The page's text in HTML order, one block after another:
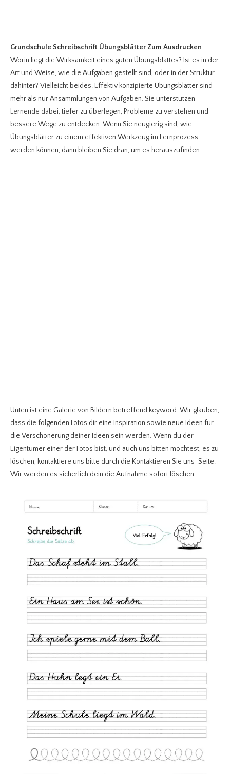
Grundschule Schreibschrift Übungsblätter Zum Ausdrucken .
Worin liegt die Wirksamkeit eines guten Übungsblattes? Ist es in der
Art und Weise, wie die Aufgaben gestellt sind, oder in der Struktur
dahinter? Vielleicht beides. Effektiv konzipierte Übungsblätter sind
mehr als nur Ansammlungen von Aufgaben. Sie unterstützen
Lernende dabei, tiefer zu überlegen, Probleme zu verstehen und
bessere Wege zu entdecken. Wenn Sie neugierig sind, wie
Übungsblätter zu einem effektiven Werkzeug im Lernprozess
werden können, dann bleiben Sie dran, um es herauszufinden.
Unten ist eine Galerie von Bildern betreffend keyword. Wir glauben,
dass die folgenden Fotos dir eine Inspiration sowie neue Ideen für
die Verschönerung deiner Ideen sein werden. Wenn du der
Eigentümer einer der Fotos bist, und auch uns bitten möchtest, es zu
löschen, kontaktiere uns bitte durch die Kontaktieren Sie uns-Seite.
Wir werden es sicherlich dein die Aufnahme sofort löschen.